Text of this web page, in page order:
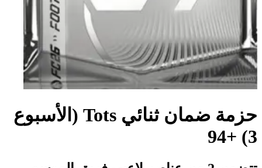
حزمة ضمان ثنائي Tots (الأسبوع
3) +94